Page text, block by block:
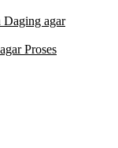
agar
Proses